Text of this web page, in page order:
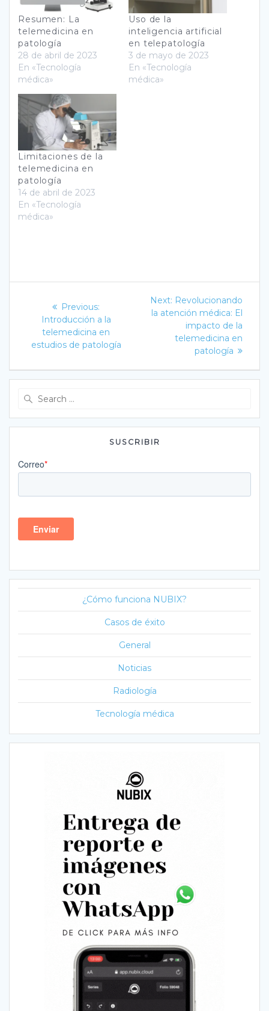
Resumen: La
telemedicina en
patología
28 de abril de 2023
En «Tecnología
médica»
Uso de la
inteligencia artificial
en telepatología
3 de mayo de 2023
En «Tecnología
médica»
Limitaciones de la
telemedicina en
patología
14 de abril de 2023
En «Tecnología
médica»
entradas
Previous:
post:
Introducción a la
telemedicina en
estudios de patología
Next: Next
post:
Revolucionando
la atención médica: El
impacto de la
telemedicina en
patología
SUSCRIBIR
¿Cómo funciona NUBIX?
Casos de éxito
General
Noticias
Radiología
Tecnología médica